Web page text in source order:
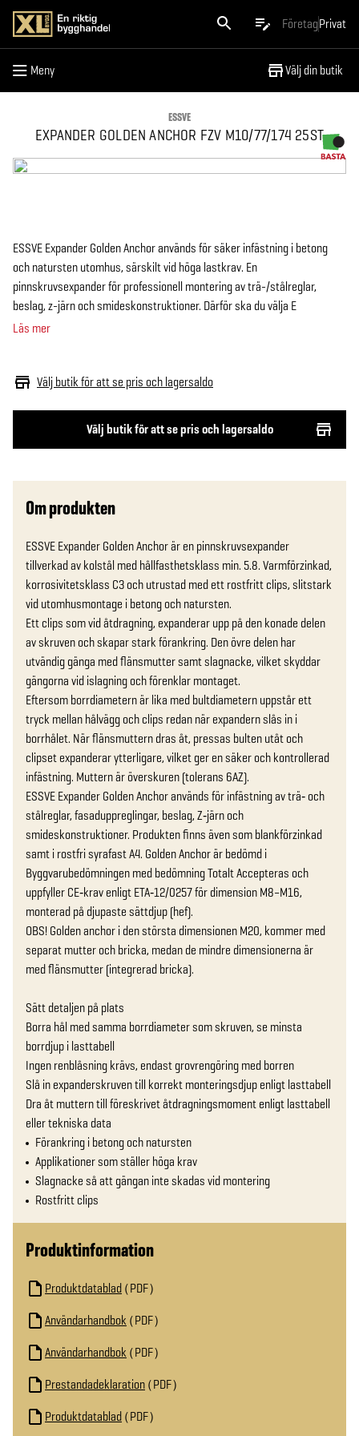
FöretagPrivat
Meny Välj din butik
Meny
ESSVE
EXPANDER GOLDEN ANCHOR FZV M10/77/174 25ST
Välj butik för att se pris och lagersaldo
Välj butik för att se pris och lagersaldo
ESSVE Expander Golden Anchor används för säker infästning i betong
och natursten utomhus, särskilt vid höga lastkrav. En
pinnskruvsexpander för professionell montering av trä-/stålreglar,
beslag, z-järn och smideskonstruktioner. Därför ska du välja E
Läs mer
Om produkten
ESSVE Expander Golden Anchor är en pinnskruvsexpander
tillverkad av kolstål med hållfasthetsklass min. 5.8. Varmförzinkad,
korrosivitetsklass C3 och utrustad med ett rostfritt clips, slitstark
vid utomhusmontage i betong och natursten.
Ett clips som vid åtdragning, expanderar upp på den konade delen
av skruven och skapar stark förankring. Den övre delen har
utvändig gänga med flänsmutter samt slagnacke, vilket skyddar
gängorna vid islagning och förenklar montaget.
Eftersom borrdiametern är lika med bultdiametern uppstår ett
tryck mellan hålvägg och clips redan när expandern slås in i
borrhålet. När flänsmuttern dras åt, pressas bulten utåt och
clipset expanderar ytterligare, vilket ger en säker och kontrollerad
infästning. Muttern är överskuren (tolerans 6AZ).
ESSVE Expander Golden Anchor används för infästning av trä‑ och
stålreglar, fasaduppreglingar, beslag, Z‑järn och
smideskonstruktioner. Produkten finns även som blankförzinkad
samt i rostfri syrafast A4. Golden Anchor är bedömd i
Byggvarubedömningen med bedömning Totalt Accepteras och
uppfyller CE‑krav enligt ETA‑12/0257 för dimension M8–M16,
monterad på djupaste sättdjup (hef).
OBS! Golden anchor i den största dimensionen M20, kommer med
separat mutter och bricka, medan de mindre dimensionerna är
med flänsmutter (integrerad bricka).
Sätt detaljen på plats
Borra hål med samma borrdiameter som skruven, se minsta
borrdjup i lasttabell
Ingen renblåsning krävs, endast grovrengöring med borren
Slå in expanderskruven till korrekt monteringsdjup enligt lasttabell
Dra åt muttern till föreskrivet åtdragningsmoment enligt lasttabell
eller tekniska data
Förankring i betong och natursten
Applikationer som ställer höga krav
Slagnacke så att gängan inte skadas vid montering
Rostfritt clips
Produktinformation
Produktdatablad PDF
Användarhandbok PDF
Användarhandbok PDF
Prestandadeklaration PDF
Produktdatablad PDF